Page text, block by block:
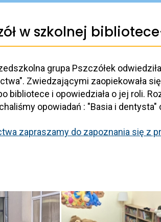
w szkolnej
grupa Pszczółek
Zwiedzającymi zaopiekowała
bibliotece i opowiedziała o jej roli.
opowiadań : "Basia i
zapraszamy do zapoznania się z